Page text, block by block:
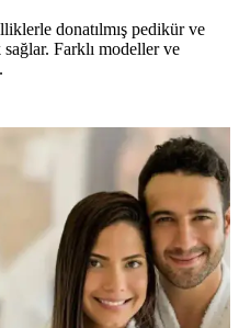
donatılmış pedikür ve
Farklı modeller ve